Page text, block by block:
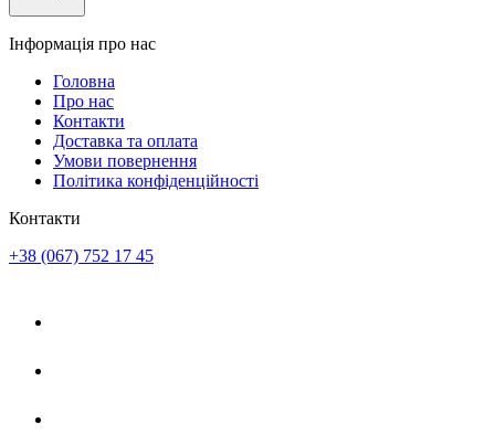
Інформація про нас
Головна
Про нас
Контакти
Доставка та оплата
Умови повернення
Політика конфіденційності
Контакти
+38 (067) 752 17 45